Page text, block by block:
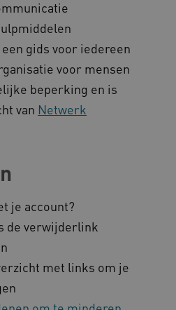
gids voor iedereen
voor mensen
beperking en is
van Netwerk
je account?
de verwijderlink
met links om je
Microsoft Corporation
.www.kennispleingehandicaptensector.nl
Amazon.com Inc.
vilans.blueconic.net